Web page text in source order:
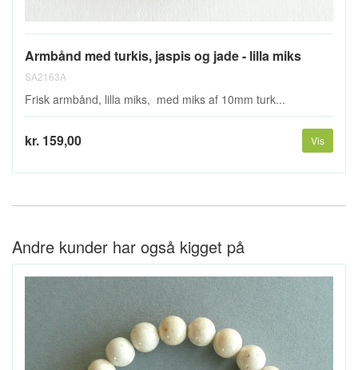
Armbånd med turkis, jaspis og jade - lilla miks
SA2163A
Frisk armbånd, lilla miks, med miks af 10mm turk...
kr. 159,00 Vis
Andre kunder har også kigget på